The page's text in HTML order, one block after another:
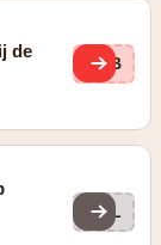
de
AsB
BEL